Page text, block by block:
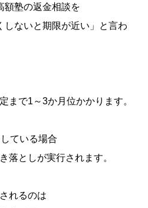
額塾の返金相談を
しないと期限が近い」と言わ
まで1～3か月位かかります。
ている場合
落としが実行されます。
れるのは